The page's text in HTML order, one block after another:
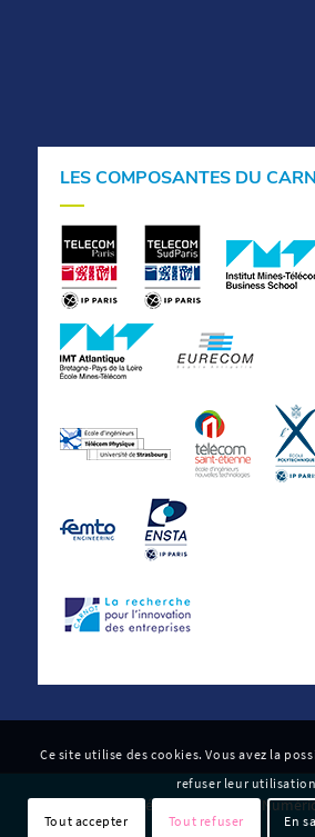
LES COMPOSANTES DU
© 2022 Carnot Télécom & Société
Ce site utilise des cookies. Vous avez la
refuser leur
Tout accepter Tout refuser En